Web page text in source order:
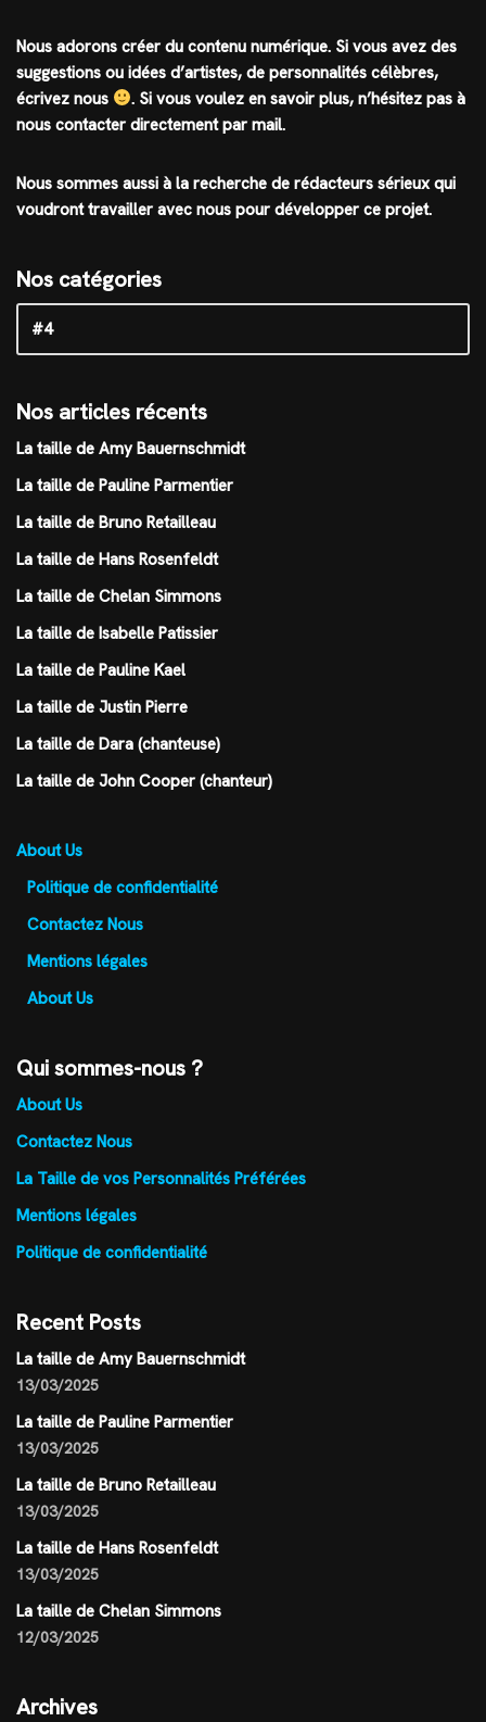
Nous adorons créer du contenu numérique. Si vous avez des
suggestions ou idées d’artistes, de personnalités célèbres,
écrivez nous
. Si vous voulez en savoir plus, n’hésitez pas à
nous contacter directement par mail.
Nous sommes aussi à la recherche de rédacteurs sérieux qui
voudront travailler avec nous pour développer ce projet.
Nos catégories
Nos articles récents
La taille de Amy Bauernschmidt
La taille de Pauline Parmentier
La taille de Bruno Retailleau
La taille de Hans Rosenfeldt
La taille de Chelan Simmons
La taille de Isabelle Patissier
La taille de Pauline Kael
La taille de Justin Pierre
La taille de Dara (chanteuse)
La taille de John Cooper (chanteur)
About Us
Politique de confidentialité
Contactez Nous
Mentions légales
About Us
Qui sommes-nous ?
About Us
Contactez Nous
La Taille de vos Personnalités Préférées
Mentions légales
Politique de confidentialité
Recent Posts
La taille de Amy Bauernschmidt
13/03/2025
La taille de Pauline Parmentier
13/03/2025
La taille de Bruno Retailleau
13/03/2025
La taille de Hans Rosenfeldt
13/03/2025
La taille de Chelan Simmons
12/03/2025
Archives